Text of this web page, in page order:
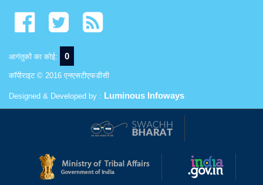
आगंतुकों का कोई: 0
कॉपीराइट © 2016 एनएसटीएफडीसी
Designed & Developed by : Luminous Infoways